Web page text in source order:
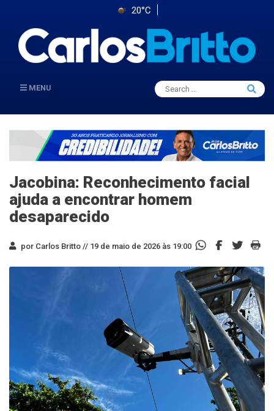
20°C
MENU
Search
for:
Search
Jacobina: Reconhecimento facial
ajuda a encontrar homem
desaparecido
por Carlos Britto // 19 de maio de 2026 às 19:00